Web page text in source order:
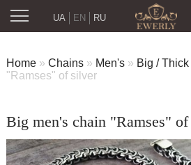
RU
UA EN
Home » Chains » Men's » Big / Thick
"Ramses" of silver
Big men's chain "Ramses"